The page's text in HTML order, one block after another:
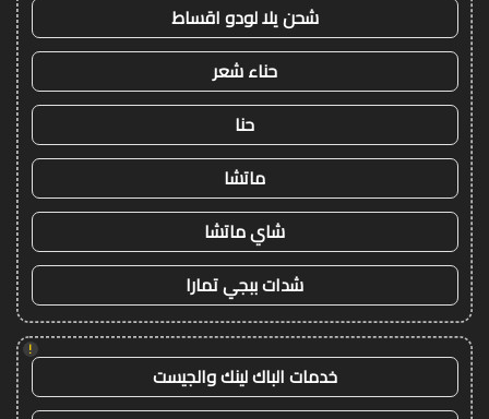
شحن يلا لودو اقساط
حناء شعر
حنا
ماتشا
شاي ماتشا
شدات ببجي تمارا
!
خدمات الباك لينك والجيست